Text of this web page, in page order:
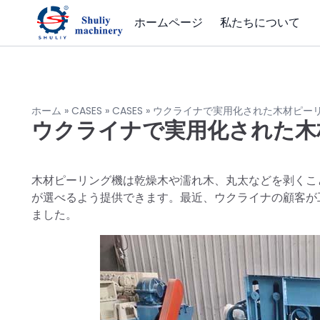
ホームページ 私たちについて
ホーム » CASES » CASES » ウクライナで実用化された木材ピー
ウクライナで実用化された
木材ピーリング機は乾燥木や濡れ木、丸太などを剥く
が選べるよう提供できます。最近、ウクライナの顧客
ました。